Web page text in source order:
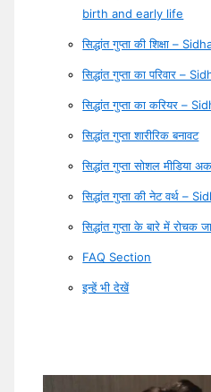
birth and early life
सिद्धांत गुप्ता की शिक्षा –
सिद्धांत गुप्ता का परिवार –
सिद्धांत गुप्ता का करियर –
सिद्धांत गुप्ता शारीरिक बनावट
सिद्धांत गुप्ता सोशल मीडिया
सिद्धांत गुप्ता की नेट वर्थ
सिद्धांत गुप्ता के बारे में रोचक
FAQ Section
इन्हें भी देखें